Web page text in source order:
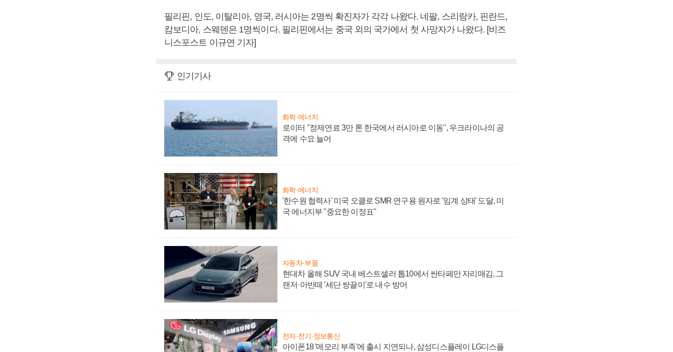
필리핀, 인도, 이탈리아, 영국, 러시아는 2명씩 확진자가 각각 나왔다. 네팔, 스리랑카, 핀란드,
캄보디아, 스웨덴은 1명씩이다. 필리핀에서는 중국 외의 국가에서 첫 사망자가 나왔다. [비즈
니스포스트 이규연 기자]
인기기사
화학·에너지
로이터 "정제연료 3만 톤 한국에서 러시아로 이동", 우크라이나의 공
격에 수요 늘어
화학·에너지
'한수원 협력사' 미국 오클로 SMR 연구용 원자로 '임계 상태' 도달, 미
국 에너지부 "중요한 이정표"
자동차·부품
현대차 올해 SUV 국내 베스트셀러 톱10에서 싼타페만 자리매김, 그
랜저·아반떼 '세단 쌍끌이'로 내수 방어
전자·전기·정보통신
아이폰18 '메모리 부족'에 출시 지연되나, 삼성디스플레이 LG디스플